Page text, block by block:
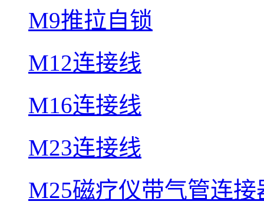
M9推拉自锁
M12连接线
M16连接线
M23连接线
M25磁疗仪带气管连接